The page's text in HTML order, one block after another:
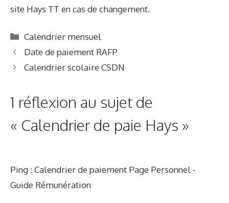
site Hays TT en cas de changement.
C
a
é
o
i
Calendrier mensuel
Date de paiement RAFP
Calendrier scolaire CSDN
1 réflexion au sujet de
« Calendrier de paie Hays »
Ping :Calendrier de paiement Page Personnel -
Guide Rémunération